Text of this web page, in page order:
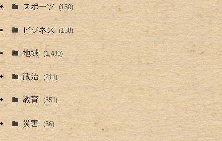
スポーツ (150)
ビジネス (158)
地域 (1,430)
政治 (211)
教育 (551)
災害 (36)